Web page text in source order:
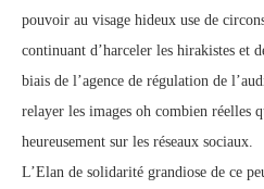
pouvoir au visage hideux use de
continuant d’harceler les hirakistes et
biais de l’agence de régulation de
relayer les images oh combien réelles
heureusement sur les réseaux sociaux.
L’Elan de solidarité grandiose de ce